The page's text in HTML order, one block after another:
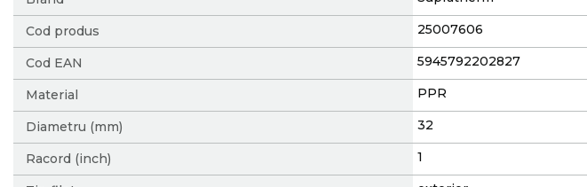
Information
Cod produs 25007606
Cod EAN 5945792202827
Material PPR
Diametru (mm) 32
Racord (inch) 1